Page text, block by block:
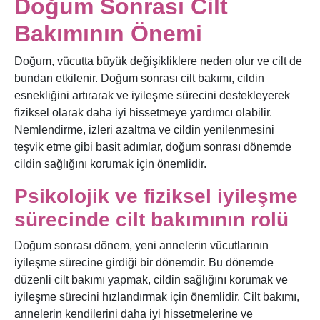
Doğum Sonrası Cilt
Bakımının Önemi
Doğum, vücutta büyük değişikliklere neden olur ve cilt de
bundan etkilenir. Doğum sonrası cilt bakımı, cildin
esnekliğini artırarak ve iyileşme sürecini destekleyerek
fiziksel olarak daha iyi hissetmeye yardımcı olabilir.
Nemlendirme, izleri azaltma ve cildin yenilenmesini
teşvik etme gibi basit adımlar, doğum sonrası dönemde
cildin sağlığını korumak için önemlidir.
Psikolojik ve fiziksel iyileşme
sürecinde cilt bakımının rolü
Doğum sonrası dönem, yeni annelerin vücutlarının
iyileşme sürecine girdiği bir dönemdir. Bu dönemde
düzenli cilt bakımı yapmak, cildin sağlığını korumak ve
iyileşme sürecini hızlandırmak için önemlidir. Cilt bakımı,
annelerin kendilerini daha iyi hissetmelerine ve